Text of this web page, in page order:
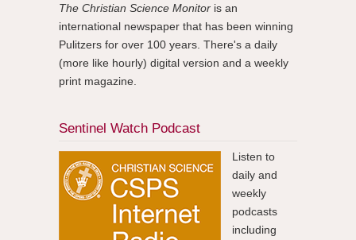
The Christian Science Monitor is an
international newspaper that has been winning
Pulitzers for over 100 years. There's a daily
(more like hourly) digital version and a weekly
print magazine.
Sentinel Watch Podcast
Listen to
daily and
weekly
podcasts
including